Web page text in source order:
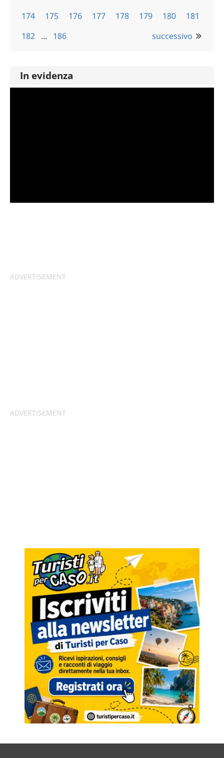
174
175 176 177 178 179 180
181
182 … 186 successivo
In evidenza